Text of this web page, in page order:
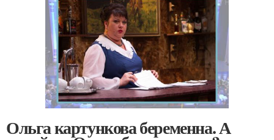
Ольга картункова беременна. А